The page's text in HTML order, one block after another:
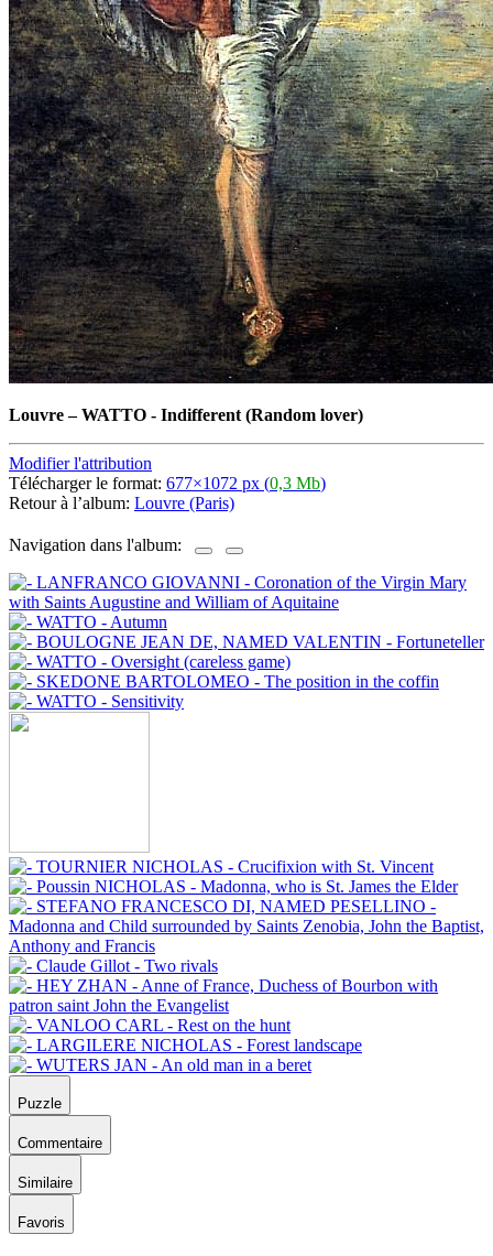
Louvre–WATTO - Indifferent (Random lover)
Modifier l'attribution
Télécharger le format: 677×1072 px (0,3 Mb)
Retour à l’album: Louvre (Paris)
Navigation dans l'album:
Puzzle
Commentaire
Similaire
Favoris